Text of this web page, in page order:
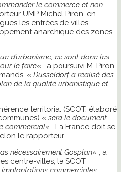
le commerce et non
UMP Michel Piron, en
les entrées de villes
anarchique des zones
d’urbanisme, ce sont donc les
le faire« , a poursuivi M. Piron
« Düsseldorf a réalisé des
de la qualité urbanistique et
territorial (SCOT, élaboré
« sera le document-
commercial« . La France doit se
le rapporteur.
nécessairement Gosplan« , a
centre-villes, le SCOT
commerciales